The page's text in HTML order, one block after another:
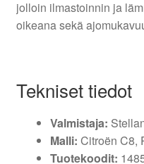
jolloin ilmastoinnin ja
oikeana sekä
Tekniset tiedot
Valmistaja:
Malli: Citroën C8,
Tuotekoodit: